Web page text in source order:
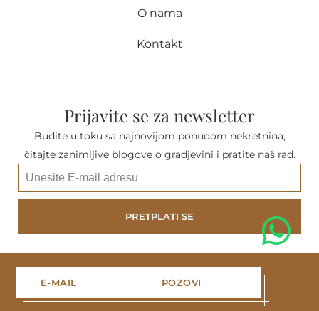
E-MAIL POZOVI
O nama
Kontakt
Prijavite se za newsletter
Budite u toku sa najnovijom ponudom nekretnina,
čitajte zanimljive blogove o gradjevini i pratite naš rad.
PRETPLATI SE
l